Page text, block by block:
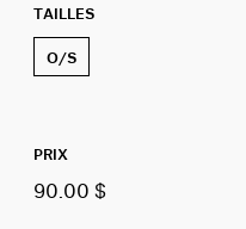
TAILLES
O/S
PRIX
90.00 $